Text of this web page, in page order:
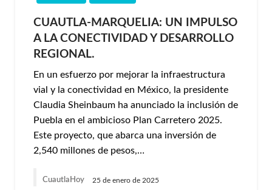
CUAUTLA-MARQUELIA: UN IMPULSO
A LA CONECTIVIDAD Y DESARROLLO
REGIONAL.
En un esfuerzo por mejorar la infraestructura
vial y la conectividad en México, la presidente
Claudia Sheinbaum ha anunciado la inclusión de
Puebla en el ambicioso Plan Carretero 2025.
Este proyecto, que abarca una inversión de
2,540 millones de pesos,…
CuautlaHoy 25 de enero de 2025